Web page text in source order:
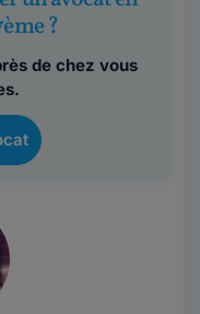
?
de chez vous